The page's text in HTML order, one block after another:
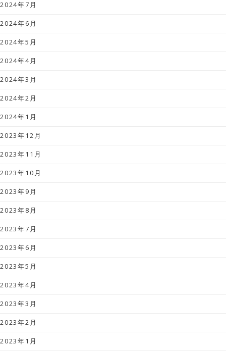
2024年7月
2024年6月
2024年5月
2024年4月
2024年3月
2024年2月
2024年1月
2023年12月
2023年11月
2023年10月
2023年9月
2023年8月
2023年7月
2023年6月
2023年5月
2023年4月
2023年3月
2023年2月
2023年1月